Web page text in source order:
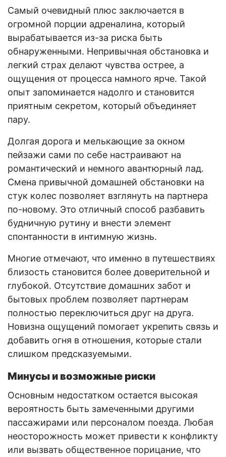
Самый очевидный плюс заключается в
огромной порции адреналина, который
вырабатывается из-за риска быть
обнаруженными. Непривычная обстановка и
легкий страх делают чувства острее, а
ощущения от процесса намного ярче. Такой
опыт запоминается надолго и становится
приятным секретом, который объединяет
пару.
Долгая дорога и мелькающие за окном
пейзажи сами по себе настраивают на
романтический и немного авантюрный лад.
Смена привычной домашней обстановки на
стук колес позволяет взглянуть на партнера
по-новому. Это отличный способ разбавить
будничную рутину и внести элемент
спонтанности в интимную жизнь.
Многие отмечают, что именно в путешествиях
близость становится более доверительной и
глубокой. Отсутствие домашних забот и
бытовых проблем позволяет партнерам
полностью переключиться друг на друга.
Новизна ощущений помогает укрепить связь и
добавить огня в отношения, которые стали
слишком предсказуемыми.
Минусы и возможные риски
Основным недостатком остается высокая
вероятность быть замеченными другими
пассажирами или персоналом поезда. Любая
неосторожность может привести к конфликту
или вызвать общественное порицание, что